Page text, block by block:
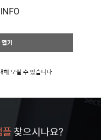
기
해 보실 수 있습니다.
찾으시나요?